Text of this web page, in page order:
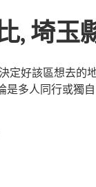
, 埼玉
好該區想去的
多人同行或獨